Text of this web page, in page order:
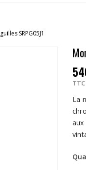
SRPG05J1
TTC
La
aux